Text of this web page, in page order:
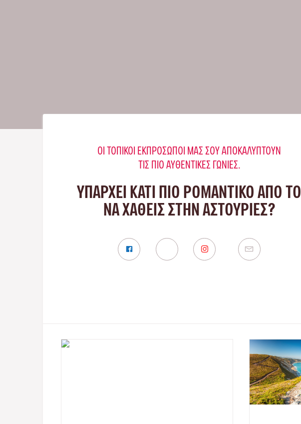
ΟΙ ΤΟΠΙΚΟΊ ΕΚΠΡΌΣΩΠΟΊ ΜΑΣ ΣΟΥ ΑΠΟΚΑΛΎΠΤΟΥΝ
ΤΙΣ ΠΙΟ ΑΥΘΕΝΤΙΚΈΣ ΓΩΝΙΈΣ.
ΥΠΑΡΧΕΙ ΚΑΤΙ ΠΙΟ ΡΟΜΑΝΤΙΚΟ ΑΠΟ ΤΟ
ΝΑ ΧΑΘΕΙΣ ΣΤΗΝ ΑΣΤΟΎΡΙΕΣ?